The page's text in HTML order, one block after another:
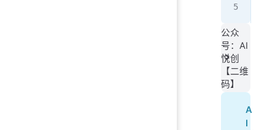
公众
号：AI
悦创
【二维
码】
A
I